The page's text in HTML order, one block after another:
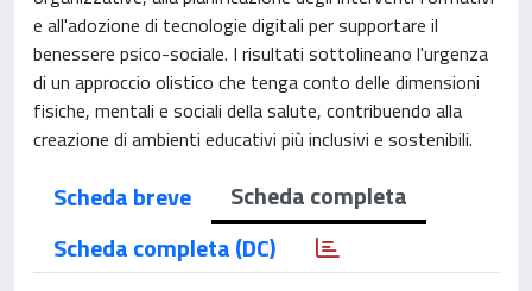
e all'adozione di tecnologie digitali per supportare il
benessere psico-sociale. I risultati sottolineano l'urgenza
di un approccio olistico che tenga conto delle dimensioni
fisiche, mentali e sociali della salute, contribuendo alla
creazione di ambienti educativi più inclusivi e sostenibili.
Scheda breve
Scheda completa
Scheda completa (DC)